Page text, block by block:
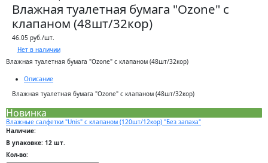
Влажная туалетная бумага "Ozone" с
клапаном (48шт/32кор)
46.05 руб./шт.
Нет в наличии
Влажная туалетная бумага "Ozone" с клапаном (48шт/32кор)
Описание
Влажная туалетная бумага "Ozone" с клапаном (48шт/32кор)
Новинка
Влажные салфетки "Unis" с клапаном (120шт/12кор) "Без запаха"
Наличие:
В упаковке: 12 шт.
Кол-во: